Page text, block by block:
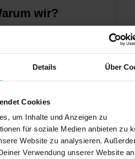
Details Über
Cookies
um Inhalte und Anzeigen zu
für soziale Medien anbieten zu
Website zu analysieren.
Verwendung unserer Website
wir?